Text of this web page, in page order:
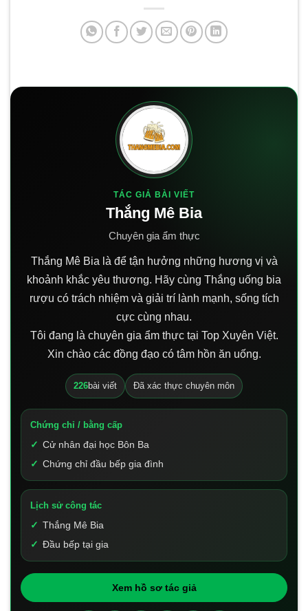
TÁC GIẢ BÀI VIẾT
Thắng Mê Bia
Chuyên gia ẩm thực
Thắng Mê Bia là để tận hưởng những hương vị và
khoảnh khắc yêu thương. Hãy cùng Thắng uống bia
rượu có trách nhiệm và giải trí lành mạnh, sống tích
cực cùng nhau.
Tôi đang là chuyên gia ẩm thực tại Top Xuyên Việt.
Xin chào các đồng đạo có tâm hồn ăn uống.
226bài viết Đã xác thực chuyên môn
Chứng chỉ / bằng cấp
Cử nhân đại học Bôn Ba
Chứng chỉ đầu bếp gia đình
Lịch sử công tác
Thắng Mê Bia
Đầu bếp tại gia
Xem hồ sơ tác giả